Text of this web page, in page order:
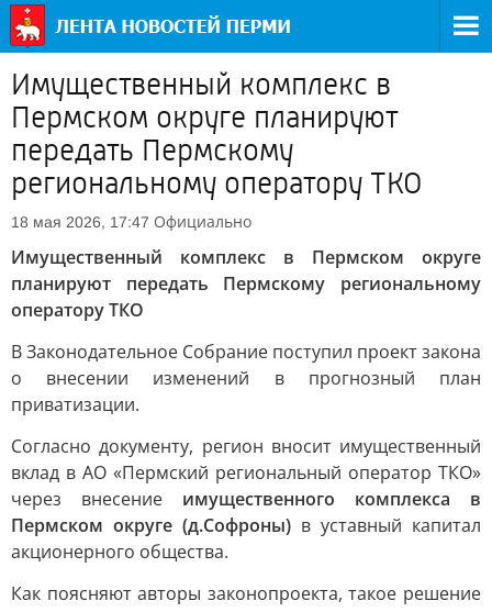
Имущественный комплекс в
Пермском округе планируют
передать Пермскому
региональному оператору ТКО
18 мая 2026, 17:47 Официально
Имущественный комплекс в Пермском округе
планируют передать Пермскому региональному
оператору ТКО
В Законодательное Собрание поступил проект закона
о внесении изменений в прогнозный план
приватизации.
Согласно документу, регион вносит имущественный
вклад в АО «Пермский региональный оператор ТКО»
через внесение имущественного комплекса в
Пермском округе (д.Софроны) в уставный капитал
акционерного общества.
Как поясняют авторы законопроекта, такое решение